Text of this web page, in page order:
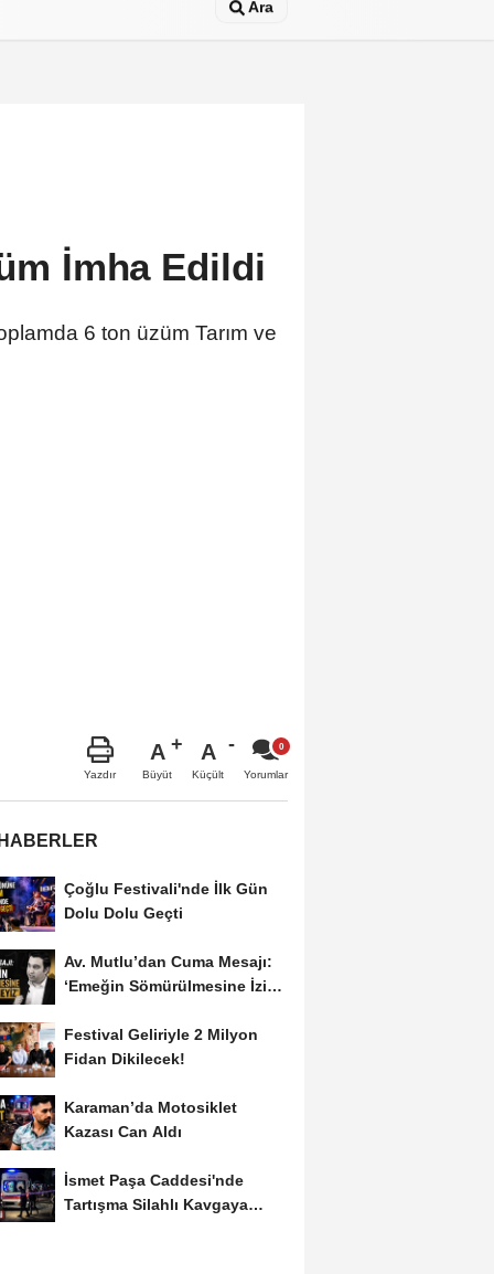
Ara
İmha Edildi
6 ton üzüm Tarım ve
Yazdır
A
Büyüt
A
Küçült Yorumlar
Çoğlu Festivali'nde İlk Gün
Dolu Dolu Geçti
Av. Mutlu’dan Cuma Mesajı:
‘Emeğin Sömürülmesine İzin
Festival Geliriyle 2 Milyon
Fidan Dikilecek!
Karaman’da Motosiklet
Kazası Can Aldı
İsmet Paşa Caddesi'nde
Tartışma Silahlı Kavgaya